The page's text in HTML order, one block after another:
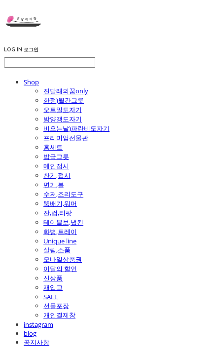
LOG IN 로그인
Shop
진달래의꿈only
한정)월간그릇
오트밀도자기
밤양갱도자기
비오는날)파란비도자기
프리미엄선물관
홈세트
밥국그릇
메인접시
찬기,접시
면기,볼
수저,조리도구
뚝배기,워머
잔,컵,티팟
테이블보,냅킨
화병,트레이
Unique line
살림,소품
모바일상품권
이달의 할인
신상품
재입고
SALE
선물포장
개인결제창
instagram
blog
공지사항